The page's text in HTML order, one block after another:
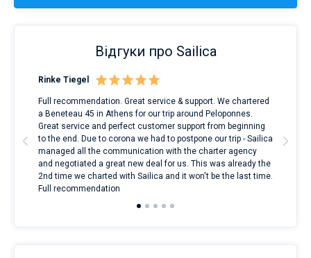
Відгуки про Sailica
Rinke Tiegel
Full recommendation. Great service & support. We chartered
a Beneteau 45 in Athens for our trip around Peloponnes.
Great service and perfect customer support from beginning
to the end. Due to corona we had to postpone our trip - Sailica
managed all the communication with the charter agency
and negotiated a great new deal for us. This was already the
2nd time we charted with Sailica and it won't be the last time.
Full recommendation